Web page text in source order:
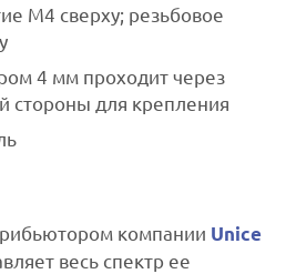
M4 сверху; резьбовое
4 мм проходит через
стороны для крепления
компании Unice
весь спектр ее